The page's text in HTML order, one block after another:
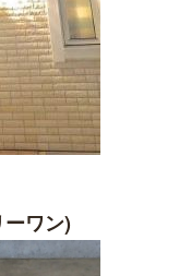
ワン)